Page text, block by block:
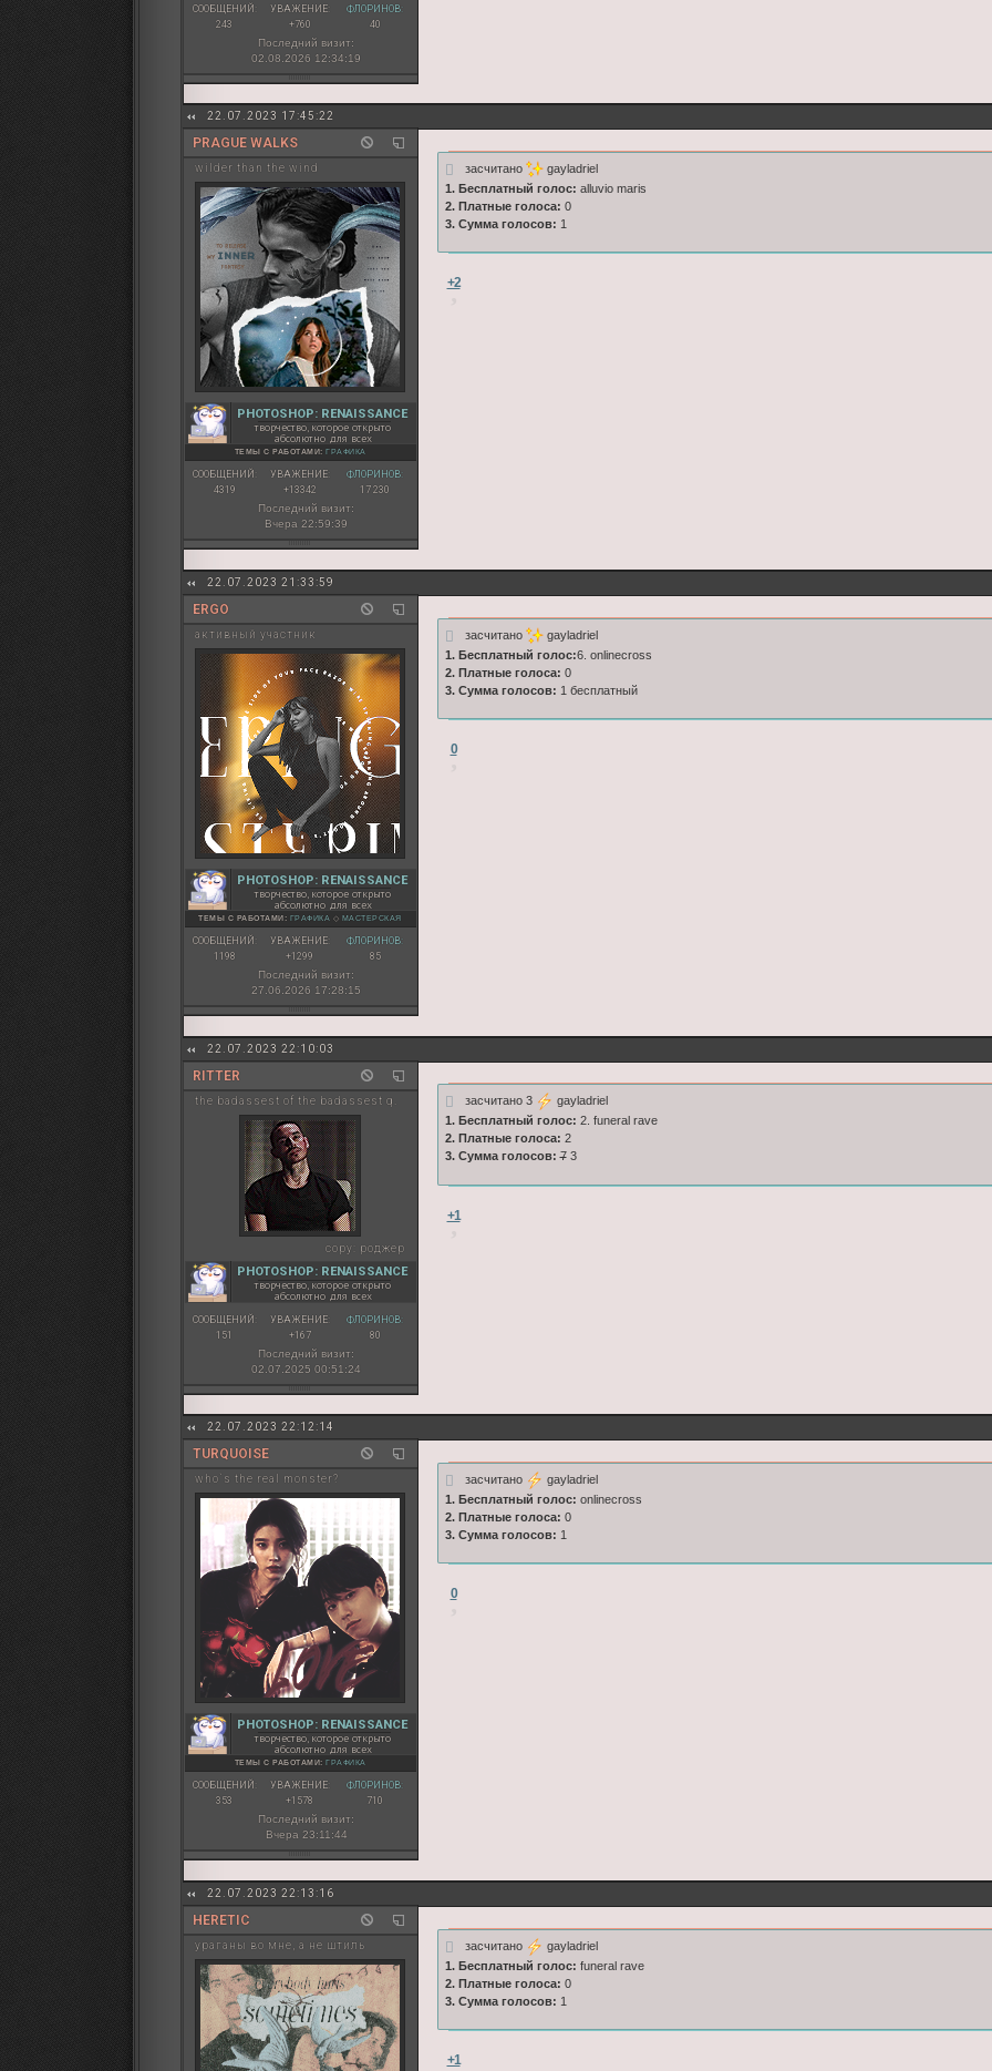
СООБЩЕНИЙ:
243
УВАЖЕНИЕ:
+760
ФЛОРИНОВ:
40
Последний визит:
02.08.2026 12:34:19
22.07.2023 17:45:22
PRAGUE WALKS
wilder than the wind
PHOTOSHOP: RENAISSANCE
творчество, которое открыто
абсолютно для всех
ТЕМЫ С РАБОТАМИ: ГРАФИКА
СООБЩЕНИЙ:
4319
УВАЖЕНИЕ:
+13342
ФЛОРИНОВ:
17 230
Последний визит:
Вчера 22:59:39
засчитано
gayladriel
1. Бесплатный голос: alluvio maris
2. Платные голоса: 0
3. Сумма голосов: 1
+2
22.07.2023 21:33:59
ERGO
активный участник
PHOTOSHOP: RENAISSANCE
творчество, которое открыто
абсолютно для всех
ТЕМЫ С РАБОТАМИ: ГРАФИКА ◇ МАСТЕРСКАЯ
СООБЩЕНИЙ:
1198
УВАЖЕНИЕ:
+1299
ФЛОРИНОВ:
85
Последний визит:
27.06.2026 17:28:15
засчитано
gayladriel
1. Бесплатный голос:6. onlinecross
2. Платные голоса: 0
3. Сумма голосов: 1 бесплатный
0
22.07.2023 22:10:03
RITTER
the badassest of the badassest q.
copy: роджер
PHOTOSHOP: RENAISSANCE
творчество, которое открыто
абсолютно для всех
СООБЩЕНИЙ:
151
УВАЖЕНИЕ:
+167
ФЛОРИНОВ:
80
Последний визит:
02.07.2025 00:51:24
засчитано 3
gayladriel
1. Бесплатный голос: 2. funeral rave
2. Платные голоса: 2
3. Сумма голосов:73
+1
22.07.2023 22:12:14
TURQUOISE
who`s the real monster?
PHOTOSHOP: RENAISSANCE
творчество, которое открыто
абсолютно для всех
ТЕМЫ С РАБОТАМИ: ГРАФИКА
СООБЩЕНИЙ:
353
УВАЖЕНИЕ:
+1578
ФЛОРИНОВ:
710
Последний визит:
Вчера 23:11:44
засчитано
gayladriel
1. Бесплатный голос: onlinecross
2. Платные голоса: 0
3. Сумма голосов: 1
0
22.07.2023 22:13:16
HERETIC
ураганы во мне, а не штиль засчитано
gayladriel
1. Бесплатный голос: funeral rave
2. Платные голоса: 0
3. Сумма голосов: 1
+1